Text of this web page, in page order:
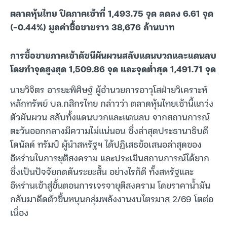
ตลาดหุ้นไทย ปิดภาคเช้าที่ 1,493.75 จุด ลดลง 6.61 จุด
(-0.44%) มูลค่าซื้อขายราว 38,676 ล้านบาท
การซื้อขายภาคเช้าดัชนีผันผวนสลับแดนบวกและแดนลบ
โดยทำจุดสูงสุด 1,509.86 จุด และจุดต่ำสุด 1,491.71 จุด
นายวิจิตร อารยะพิศิษฐ์ ผู้อำนวยการอาวุโสฝ่ายวิเคราะห์
หลักทรัพย์ บล.กสิกรไทย กล่าวว่า ตลาดหุ้นไทยเช้านี้แกว่ง
ตัวผันผวน สลับทั้งแดนบวกและแดนลบ จากสถานการณ์
ตะวันออกกลางมีความไม่แน่นอน ซึ่งล่าสุดประธานาธิบดี
โดนัลด์ ทรัมป์ ผู้นำสหรัฐฯ ได้ปฏิเสธข้อเสนอล่าสุดของ
อิหร่านในการยุติสงคราม และประเมินสถานการณ์ได้ยาก
ซึ่งเป็นปัจจัยกดดันระยะสั้น อย่างไรก็ดี ทั้งสหรัฐและ
อิหร่านเข้าสู่ขั้นตอนการเจรจายุติสงคราม โดยราคาน้ำมัน
กลับมาดีดตัวขึ้นหนุนกลุ่มพลังงานงบไตรมาส 2/69 โตต่อ
เนื่อง